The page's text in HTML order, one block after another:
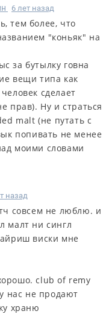
6 лет назад
тем более, что
"коньяк" на
за бутылку говна
вещи типа как
сделает
прав). Ну и страться
malt (не путать с
попивать не менее
моими словами
назад
совсем не люблю. и
малт ни сингл
виски мне
club of remy
нас не продают
храню